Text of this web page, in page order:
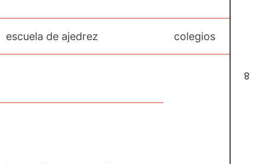
8
escuela de ajedrez colegios